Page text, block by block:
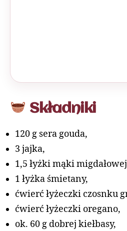
Składniki
120 g sera gouda,
3 jajka,
1,5 łyżki mąki
1 łyżka śmietany,
ćwierć łyżeczki czosnku
ćwierć łyżeczki oregano,
ok. 60 g dobrej kiełbasy,